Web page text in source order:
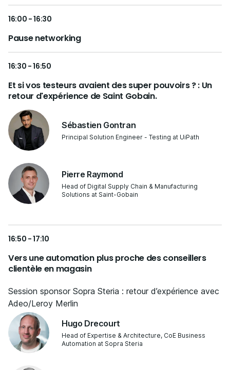
16:00 - 16:30
Pause networking
16:30 - 16:50
Et si vos testeurs avaient des super pouvoirs ? : Un
retour d'expérience de Saint Gobain.
Sébastien Gontran
Principal Solution Engineer - Testing at UiPath
Pierre Raymond
Head of Digital Supply Chain & Manufacturing
Solutions at Saint-Gobain
16:50 - 17:10
Vers une automation plus proche des conseillers
clientèle en magasin
Session sponsor Sopra Steria : retour d’expérience avec
Adeo/Leroy Merlin
Hugo Drecourt
Head of Expertise & Architecture, CoE Business
Automation at Sopra Steria